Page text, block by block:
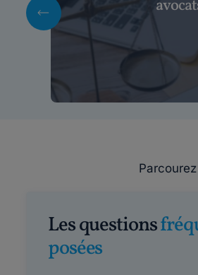
Les questions
posées